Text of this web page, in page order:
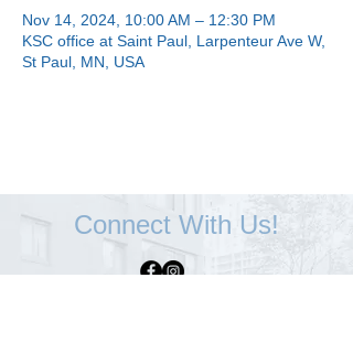
Nov 14, 2024, 10:00 AM – 12:30 PM
KSC office at Saint Paul, Larpenteur Ave W,
St Paul, MN, USA
Connect With Us!